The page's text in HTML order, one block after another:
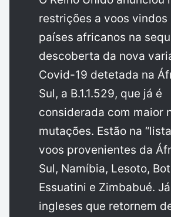
restrições a voos vindos
países africanos na
descoberta da nova
Covid-19 detetada na
Sul, a B.1.1.529, que já é
considerada com maior
mutações. Estão na
voos provenientes da
Sul, Namíbia, Lesoto,
Essuatini e Zimbabué.
ingleses que retornem